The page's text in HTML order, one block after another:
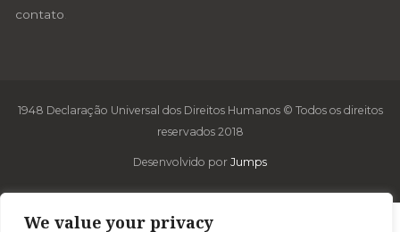
We value your privacy
contato
1948 Declaração Universal dos Direitos Humanos © Todos os direitos
reservados 2018
Desenvolvido por Jumps